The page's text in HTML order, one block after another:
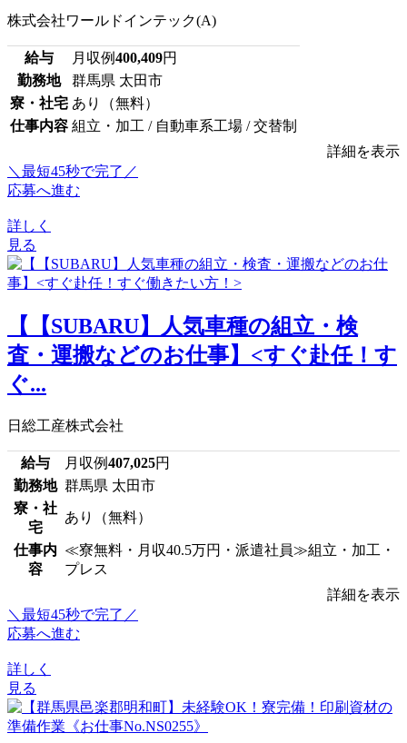
株式会社ワールドインテック(A)
給与 月収例400,409円
勤務地
群馬県 太田市
寮・社宅 あり（無料）
仕事内容 組立・加工 / 自動車系工場 / 交替制
詳細を表示
＼最短45秒で完了／
応募へ進む
詳しく
見る
【【SUBARU】人気車種の組立・検
査・運搬などのお仕事】<すぐ赴任！す
ぐ...
日総工産株式会社
給与 月収例407,025円
勤務地 群馬県 太田市
寮・社
宅
あり（無料）
仕事内
容
≪寮無料・月収40.5万円・派遣社員≫組立・加工・
プレス
詳細を表示
＼最短45秒で完了／
応募へ進む
詳しく
見る